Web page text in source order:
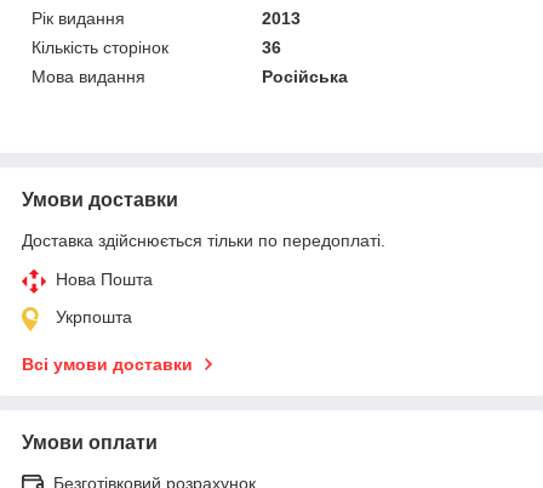
Рік видання
2013
Кількість сторінок
36
Мова видання
Російська
Умови доставки
Доставка здійснюється тільки по передоплаті.
Нова Пошта
Укрпошта
Всі умови доставки
Умови оплати
Безготівковий розрахунок